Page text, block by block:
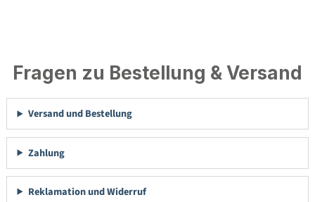
Fragen zu Bestellung & Versand
Versand und Bestellung
Zahlung
Reklamation und Widerruf